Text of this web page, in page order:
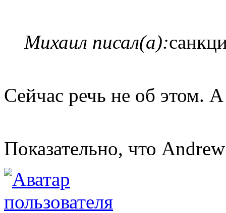
Михаил писал(а):
Сейчас речь не об этом.
Показательно, что